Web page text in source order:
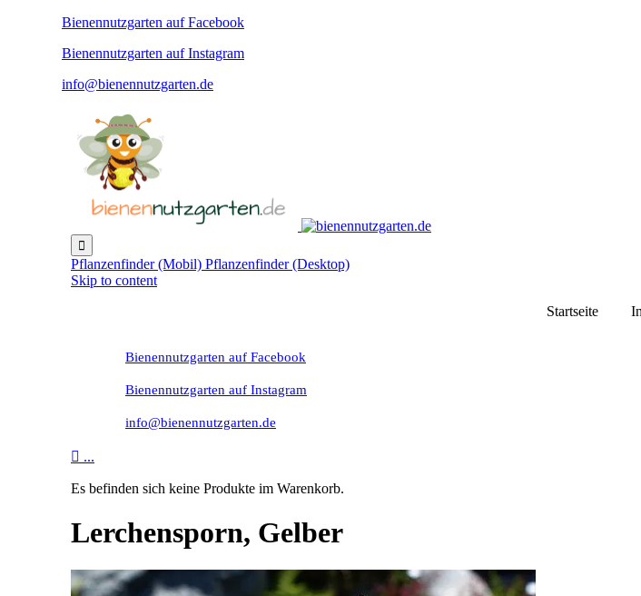
Bienennutzgarten auf Facebook
Bienennutzgarten auf Instagram
info@bienennutzgarten.de

Pflanzenfinder (Mobil) Pflanzenfinder (Desktop)
Skip to content
Startseite
Bienennutzgarten auf Facebook
Bienennutzgarten auf Instagram
info@bienennutzgarten.de
 ...
Es befinden sich keine Produkte im Warenkorb.
Lerchensporn, Gelber